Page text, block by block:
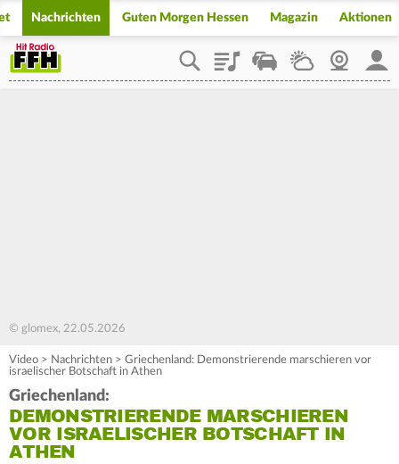
Nachrichten Guten Morgen Hessen Magazin Aktionen
PlaylistStaupilotWetterWebcam
© glomex, 22.05.2026
Video > Nachrichten > Griechenland: Demonstrierende marschieren vor
israelischer Botschaft in Athen
Griechenland:
DEMONSTRIERENDE MARSCHIEREN
VOR ISRAELISCHER BOTSCHAFT IN
ATHEN